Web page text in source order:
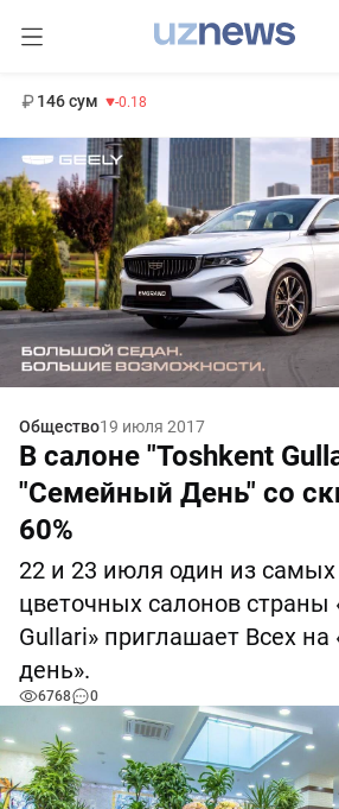
11 916 сум
Общество19 июля 2017
В салоне "Toshkent
"Семейный День" со
60%
22 и 23 июля один из
цветочных салонов страны
Gullari» приглашает Всех
день».
6768 0